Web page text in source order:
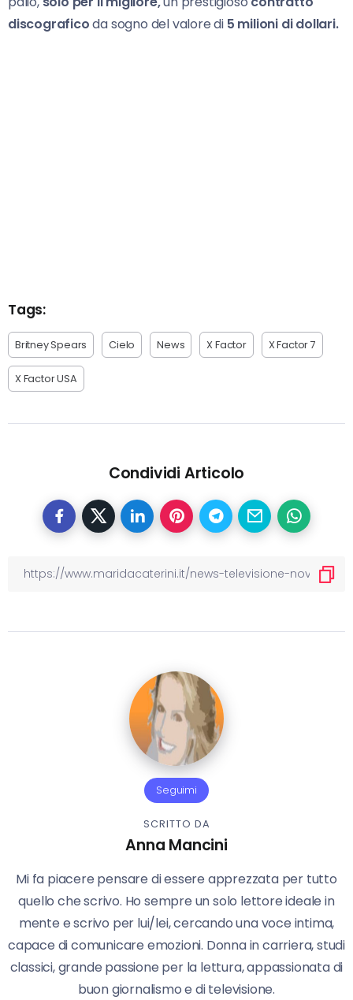
discograficoda sogno del valore di 5 milioni di dollari.
Tags:
Britney Spears Cielo News X Factor X Factor 7
X Factor USA
Condividi Articolo
Seguimi
SCRITTO DA
Anna Mancini
Mi fa piacere pensare di essere apprezzata per tutto
quello che scrivo. Ho sempre un solo lettore ideale in
mente e scrivo per lui/lei, cercando una voce intima,
capace di comunicare emozioni. Donna in carriera, studi
classici, grande passione per la lettura, appassionata di
buon giornalismo e di televisione.